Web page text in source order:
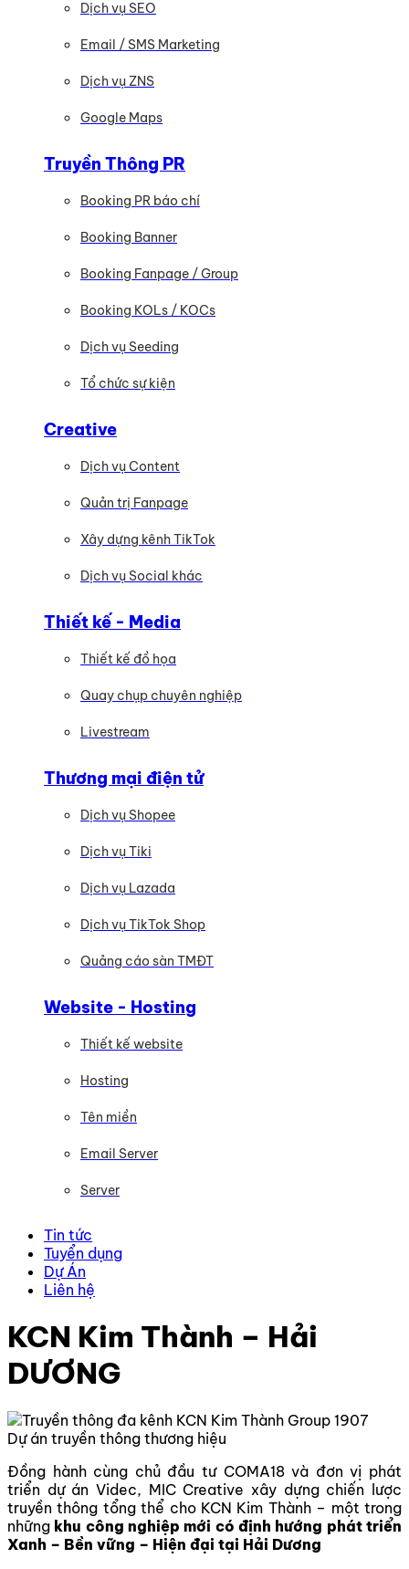
Dịch vụ SEO
Email / SMS Marketing
Dịch vụ ZNS
Google Maps
Truyền Thông PR
Booking PR báo chí
Booking Banner
Booking Fanpage / Group
Booking KOLs / KOCs
Dịch vụ Seeding
Tổ chức sự kiện
Creative
Dịch vụ Content
Quản trị Fanpage
Xây dựng kênh TikTok
Dịch vụ Social khác
Thiết kế - Media
Thiết kế đồ họa
Quay chụp chuyên nghiệp
Livestream
Thương mại điện tử
Dịch vụ Shopee
Dịch vụ Tiki
Dịch vụ Lazada
Dịch vụ TikTok Shop
Quảng cáo sàn TMĐT
Website - Hosting
Thiết kế website
Hosting
Tên miền
Email Server
Server
Tin tức
Tuyển dụng
Dự Án
Liên hệ
KCN Kim Thành – Hải
DƯƠNG
Dự án truyền thông thương hiệu
Đồng hành cùng chủ đầu tư COMA18 và đơn vị phát
triển dự án Videc, MIC Creative xây dựng chiến lược
truyền thông tổng thể cho KCN Kim Thành – một trong
những khu công nghiệp mới có định hướng phát triển
Xanh – Bền vững – Hiện đại tại Hải Dương